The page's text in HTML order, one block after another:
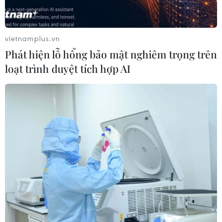
Hà Nội triển khai chiến dịch 10.000 việc
làm, chống thất nghiệp
13/04/2020 05:53
Chương trình do Thành đoàn Hà Nội tổ chức được tiến
vietnamplus.vn
Phát hiện lỗ hổng bảo mật nghiêm trọng trên
loạt trình duyệt tích hợp AI